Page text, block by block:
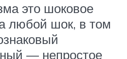
это шоковое
любой шок, в том
— непростое